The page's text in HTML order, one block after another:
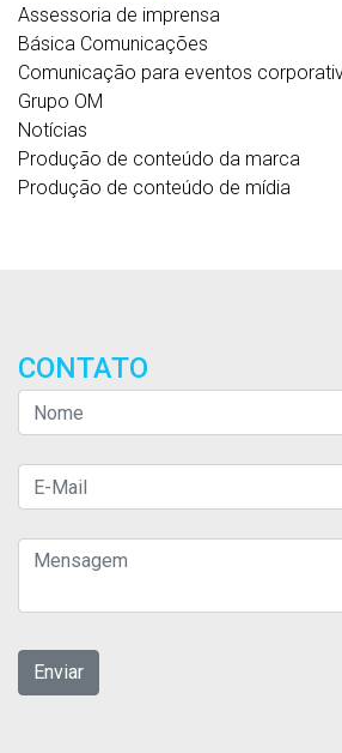
Assessoria de imprensa
Básica Comunicações
Comunicação para eventos
Grupo OM
Notícias
Produção de conteúdo da marca
Produção de conteúdo de mídia
CONTATO